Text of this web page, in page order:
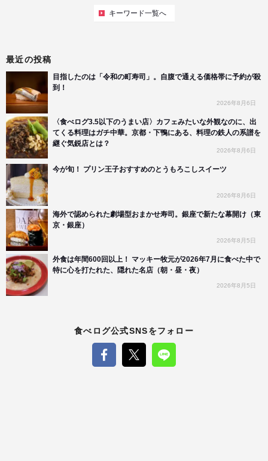
キーワード一覧へ
最近の投稿
目指したのは「令和の町寿司」。自腹で通える価格帯に予約が殺
到！
2026年8月6日
〈食べログ3.5以下のうまい店〉カフェみたいな外観なのに、出
てくる料理はガチ中華。京都・下鴨にある、料理の鉄人の系譜を
継ぐ気鋭店とは？
2026年8月6日
今が旬！ プリン王子おすすめのとうもろこしスイーツ
2026年8月6日
海外で認められた劇場型おまかせ寿司。銀座で新たな幕開け（東
京・銀座）
2026年8月5日
外食は年間600回以上！ マッキー牧元が2026年7月に食べた中で
特に心を打たれた、隠れた名店（朝・昼・夜）
2026年8月5日
食べログ公式SNSをフォロー